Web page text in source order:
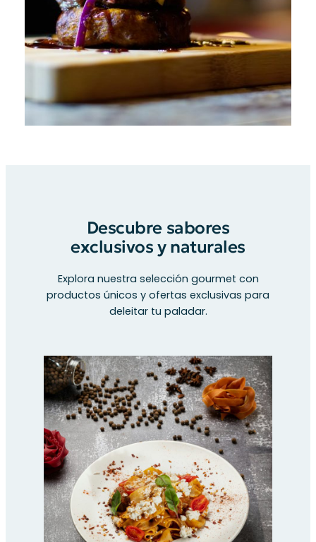
Descubre sabores
exclusivos y naturales
Explora nuestra selección gourmet con
productos únicos y ofertas exclusivas para
deleitar tu paladar.